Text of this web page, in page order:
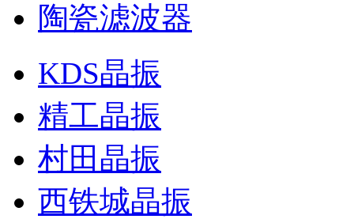
陶瓷滤波器
KDS晶振
精工晶振
村田晶振
西铁城晶振